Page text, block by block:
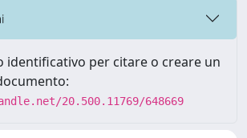
identificativo per citare o creare un
20.500.11769/648669